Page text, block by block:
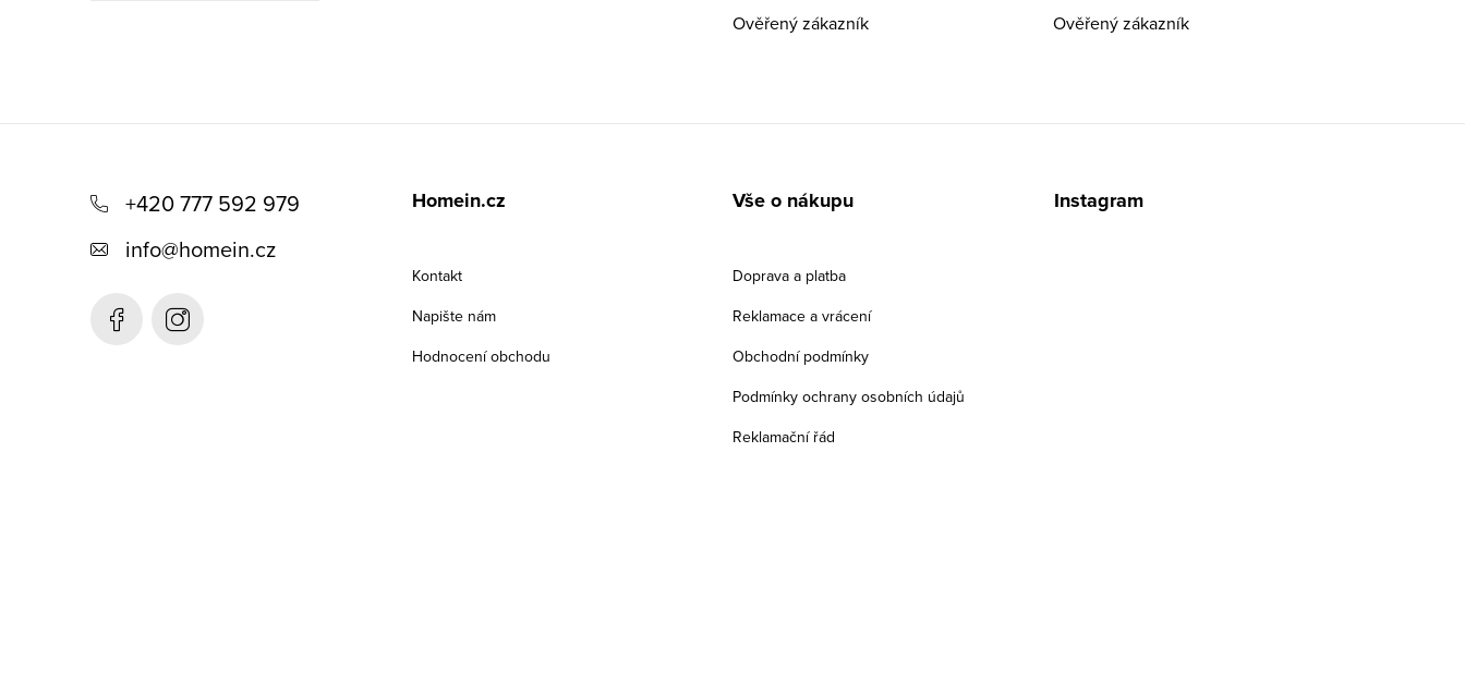
Ověřený zákazník
Ověřený zákazník
+420 777 592 979
info@homein.cz
Homein.cz
Kontakt
Napište nám
Hodnocení obchodu
Vše o nákupu
Doprava a platba
Reklamace a vrácení
Obchodní podmínky
Podmínky ochrany osobních údajů
Reklamační řád
Instagram